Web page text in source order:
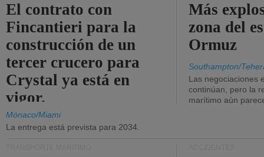
El contrato con
Fincantieri para la
construcción de un
tercer crucero para
Crystal ya está en
vigor.
Mónaco/Miami
La entrega está prevista para 2034.
Más
zona del
Ormuz
Southampton/
Las negociaciones
continúan, pero la
marítimo aún